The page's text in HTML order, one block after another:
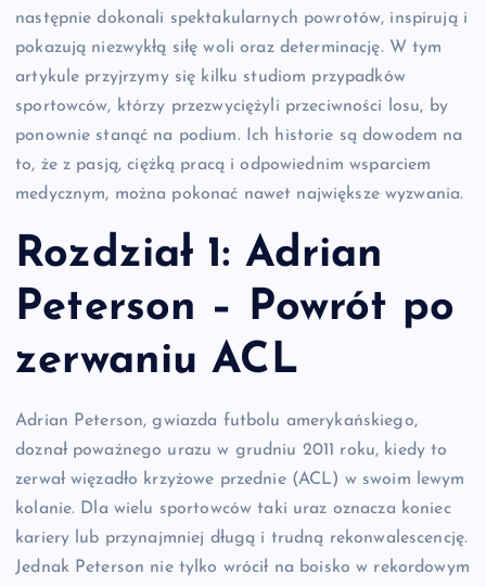
następnie dokonali spektakularnych powrotów, inspirują i
pokazują niezwykłą siłę woli oraz determinację. W tym
artykule przyjrzymy się kilku studiom przypadków
sportowców, którzy przezwyciężyli przeciwności losu, by
ponownie stanąć na podium. Ich historie są dowodem na
to, że z pasją, ciężką pracą i odpowiednim wsparciem
medycznym, można pokonać nawet największe wyzwania.
Rozdział 1: Adrian
Peterson – Powrót po
zerwaniu ACL
Adrian Peterson, gwiazda futbolu amerykańskiego,
doznał poważnego urazu w grudniu 2011 roku, kiedy to
zerwał więzadło krzyżowe przednie (ACL) w swoim lewym
kolanie. Dla wielu sportowców taki uraz oznacza koniec
kariery lub przynajmniej długą i trudną rekonwalescencję.
Jednak Peterson nie tylko wrócił na boisko w rekordowym